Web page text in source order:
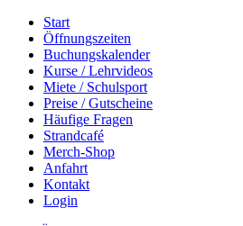
Start
Öffnungszeiten
Buchungskalender
Kurse / Lehrvideos
Miete / Schulsport
Preise / Gutscheine
Häufige Fragen
Strandcafé
Merch-Shop
Anfahrt
Kontakt
Login